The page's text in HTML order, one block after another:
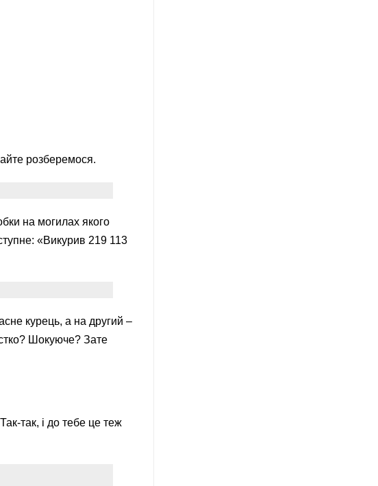
розберемося.
на могилах якого
«Викурив 219 113
курець, а на другий –
Шокуюче? Зате
так, і до тебе це теж